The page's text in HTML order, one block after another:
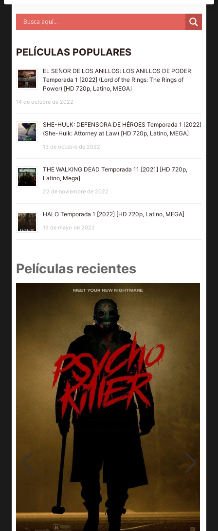
PELÍCULAS POPULARES
EL SEÑOR DE LOS ANILLOS: LOS ANILLOS DE PODER
Temporada 1 [2022] (Lord of the Rings: The Rings of
Power) [HD 720p, Latino, MEGA]
14 de octubre de 2022
SHE-HULK: DEFENSORA DE HÉROES Temporada 1 [2022]
(She-Hulk: Attorney at Law) [HD 720p, Latino, MEGA]
13 de octubre de 2022
THE WALKING DEAD Temporada 11 [2021] [HD 720p,
Latino, Mega]
22 de noviembre de 2022
HALO Temporada 1 [2022] [HD 720p, Latino, MEGA]
19 de mayo de 2022
Películas recientes